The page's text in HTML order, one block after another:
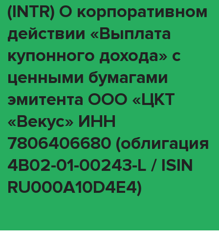
(INTR) О корпоративном
действии «Выплата
купонного дохода» с
ценными бумагами
эмитента ООО «ЦКТ
«Векус» ИНН
7806406680 (облигация
4B02-01-00243-L / ISIN
RU000A10D4E4)